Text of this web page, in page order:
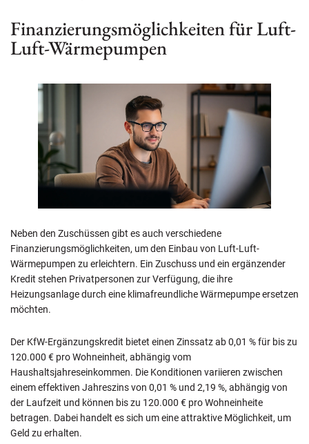
Finanzierungsmöglichkeiten für Luft-
Luft-Wärmepumpen
Neben den Zuschüssen gibt es auch verschiedene
Finanzierungsmöglichkeiten, um den Einbau von Luft-Luft-
Wärmepumpen zu erleichtern. Ein Zuschuss und ein ergänzender
Kredit stehen Privatpersonen zur Verfügung, die ihre
Heizungsanlage durch eine klimafreundliche Wärmepumpe ersetzen
möchten.
Der KfW-Ergänzungskredit bietet einen Zinssatz ab 0,01 % für bis zu
120.000 € pro Wohneinheit, abhängig vom
Haushaltsjahreseinkommen. Die Konditionen variieren zwischen
einem effektiven Jahreszins von 0,01 % und 2,19 %, abhängig von
der Laufzeit und können bis zu 120.000 € pro Wohneinheite
betragen. Dabei handelt es sich um eine attraktive Möglichkeit, um
Geld zu erhalten.